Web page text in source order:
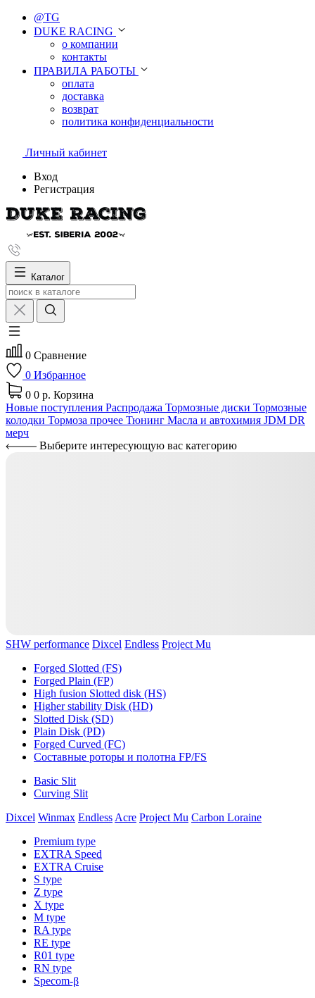
@TG
DUKE RACING
о компании
контакты
ПРАВИЛА РАБОТЫ
оплата
доставка
возврат
политика конфиденциальности
Личный кабинет
Вход
Регистрация
Каталог
0 Сравнение
0 Избранное
0 0 р. Корзина
Новые поступления Распродажа Тормозные диски Тормозные
колодки Тормоза прочее Тюнинг Масла и автохимия JDM DR
мерч
Выберите интересующую вас категорию
SHW performance Dixcel Endless Project Mu
Forged Slotted (FS)
Forged Plain (FP)
High fusion Slotted disk (HS)
Higher stability Disk (HD)
Slotted Disk (SD)
Plain Disk (PD)
Forged Curved (FC)
Составные роторы и полотна FP/FS
Basic Slit
Curving Slit
Dixcel Winmax Endless Acre Project Mu Carbon Loraine
Premium type
EXTRA Speed
EXTRA Cruise
S type
Z type
X type
M type
RA type
RE type
R01 type
RN type
Specom-β